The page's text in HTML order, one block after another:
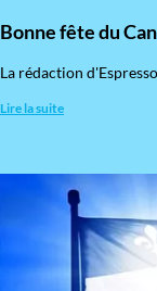
Bonne fête du
La rédaction
Lire la suite